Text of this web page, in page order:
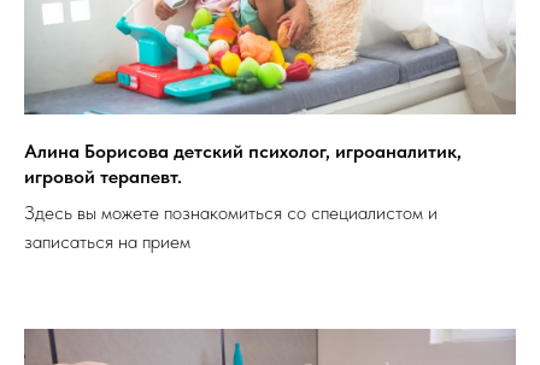
Алина Борисова детский психолог, игроаналитик,
игровой терапевт.
Здесь вы можете познакомиться со специалистом и
записаться на прием